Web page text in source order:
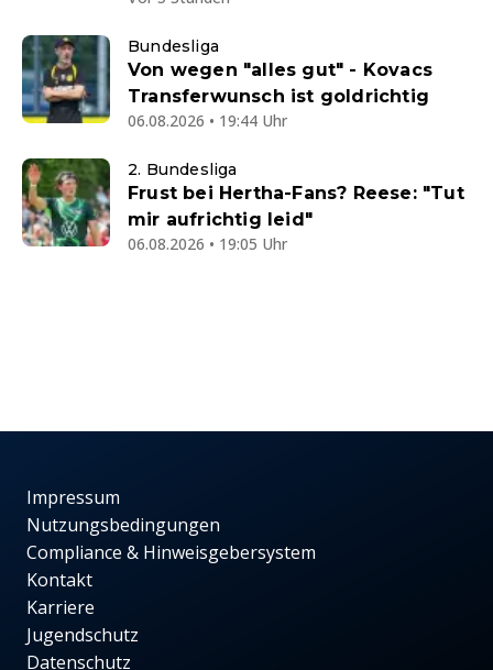
Bundesliga
Von wegen "alles gut" - Kovacs
Transferwunsch ist goldrichtig
06.08.2026 • 19:44 Uhr
2. Bundesliga
Frust bei Hertha-Fans? Reese: "Tut
mir aufrichtig leid"
06.08.2026 • 19:05 Uhr
Impressum
Nutzungsbedingungen
Compliance & Hinweisgebersystem
Kontakt
Karriere
Jugendschutz
Datenschutz